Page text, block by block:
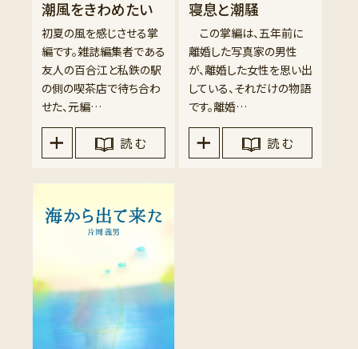
潮風をきわめたい
初夏の風を感じさせる掌
編です。雑誌編集者である
友人の百合江と私鉄の駅
の側の喫茶店で待ち合わ
せた、元編…
読 む
寝息と潮騒
この掌編は、五年前に
離婚した写真家の男性
が、離婚した女性を思い出
している、それだけの物語
です。離婚…
読 む